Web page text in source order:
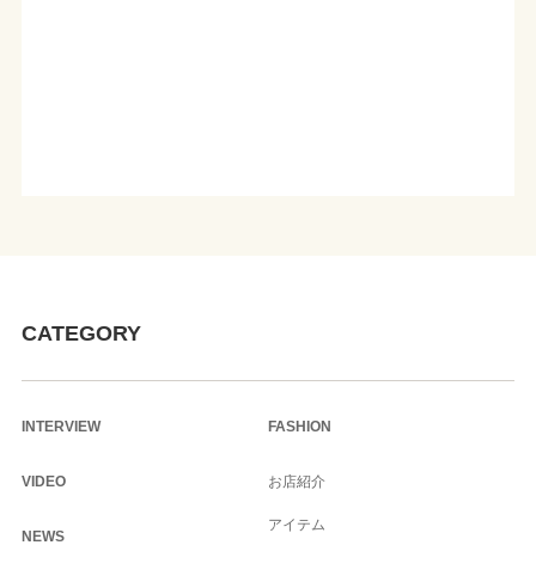
CATEGORY
INTERVIEW
VIDEO
NEWS
FASHION
お店紹介
アイテム